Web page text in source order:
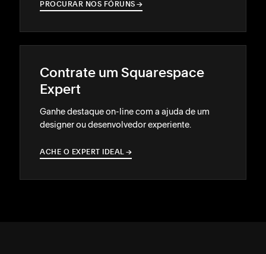
PROCURAR NOS FÓRUNS →
→
Contrate um Squarespace
Expert
Ganhe destaque on-line com a ajuda de um
designer ou desenvolvedor experiente.
ACHE O EXPERT IDEAL →
→